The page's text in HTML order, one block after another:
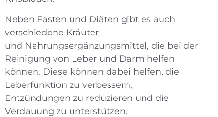
Neben Fasten und Diäten gibt es auch
verschiedene Kräuter
und Nahrungsergänzungsmittel, die bei der
Reinigung von Leber und Darm helfen
können. Diese können dabei helfen, die
Leberfunktion zu verbessern,
Entzündungen zu reduzieren und die
Verdauung zu unterstützen.